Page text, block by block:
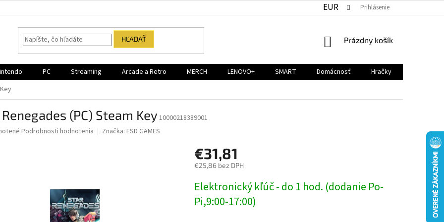
EUR Prihlásenie
HĽADAŤ
NÁKUPNÝ
Prázdny košík
PC Streaming Arcade a Retro MERCH LENOVO+ SMART Domácnosť
Hračky
(PC) Steam Key10000218389001
Podrobnosti hodnotenia Značka: ESD GAMES
€31,81
€25,86 bez DPH
cena:
Elektronický kľúč - do 1 hod. (dodanie Po-
Pi,9:00-17:00)